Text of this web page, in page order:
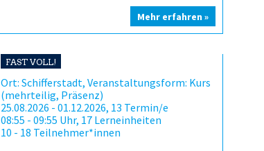
Mehr erfahren »
FAST VOLL!
Ort: Schifferstadt, Veranstaltungsform: Kurs
(mehrteilig, Präsenz)
25.08.2026 - 01.12.2026, 13 Termin/e
08:55 - 09:55 Uhr, 17 Lerneinheiten
10 - 18 Teilnehmer*innen